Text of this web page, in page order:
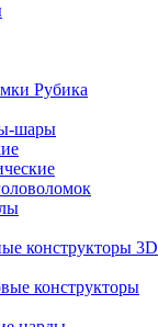
Рубика
шары
конструкторы 3D
конструкторы